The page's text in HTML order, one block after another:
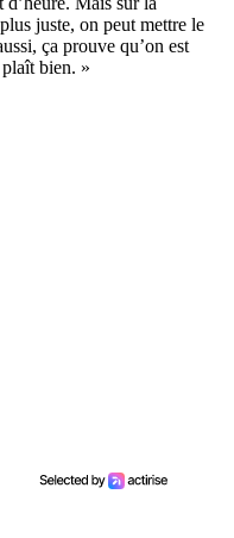
juste, on peut mettre le
ça prouve qu’on est
bien. »